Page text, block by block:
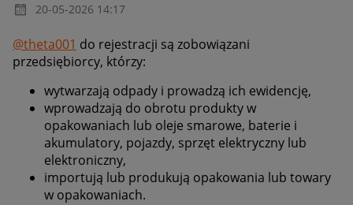
‎20-05-2026 14:17
@theta001 do rejestracji są zobowiązani
przedsiębiorcy, którzy:
wytwarzają odpady i prowadzą ich ewidencję,
wprowadzają do obrotu produkty w
opakowaniach lub oleje smarowe, baterie i
akumulatory, pojazdy, sprzęt elektryczny lub
elektroniczny,
importują lub produkują opakowania lub towary
w opakowaniach.